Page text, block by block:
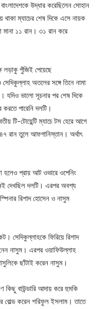
উদ্ধার করেছিলেন সোহান
ম্যাচের শেষ দিকে এসে নায়ক
মানা ১১ রান। ৩১ রান করে
লড়াকু পুঁজিই পেয়েছে
অতলের সঙ্গে তিনে নামা
যদিও ভালো সূচনার পর শেষ দিকে
করতে পারেনি দলটি।
টি-টোয়েন্টি ম্যাচে টস হেরে আগে
রান তুলে আফগানিস্তান। অর্থাৎ
হলেও প্রায় আট ওভারে ওপেনিং
দেখছিল দলটি। এরপর অবশ্য
রিশাদ হোসেন ও নাসুম
সেদিকুল্লাহকে ফিরিয়ে রিশাদ
নাসুম। এরপর ওয়াফিউল্লাহ
ছাঁটাই করেন নাসুম।
কিছু বাউন্ডারি আদায় করে হুমকি
বোল্ড করেন শরিফুল ইসলাম। তাতে